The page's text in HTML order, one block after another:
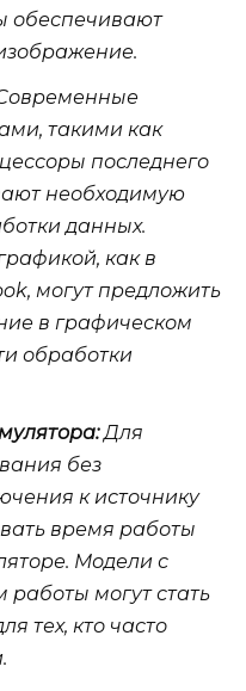
обеспечивают
такими как
последнего
необходимую
данных.
как в
могут предложить
в графическом
обработки
Для
без
к источнику
время работы
Модели с
могут стать
тех, кто часто